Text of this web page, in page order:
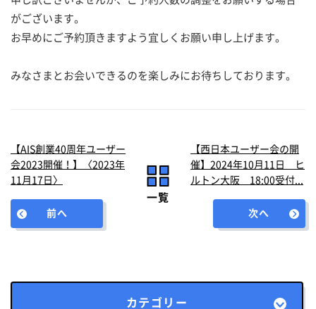
がございます。
お早めにご予約頂きますよう宜しくお願い申し上げます。
みなさまとお会いできるのを楽しみにお待ちしております。
【AIS創業40周年ユーザー
会2023開催！】〈2023年
11月17日〉
前へ
一覧
【西日本ユーザー会の開
催】2024年10月11日 ヒ
ルトン大阪 18:00受付...
次へ
カテゴリー